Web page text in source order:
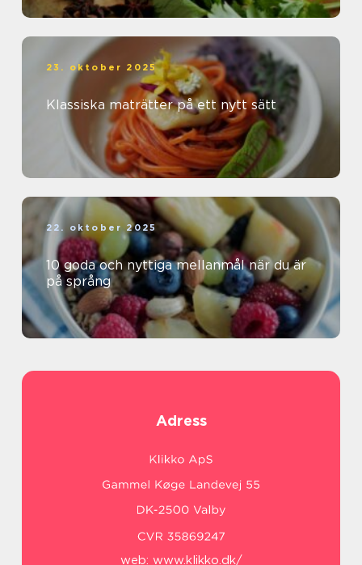
23. oktober 2025
Klassiska maträtter på ett nytt sätt
22. oktober 2025
10 goda och nyttiga mellanmål när du är
på språng
Adress
web: www.klikko.dk/